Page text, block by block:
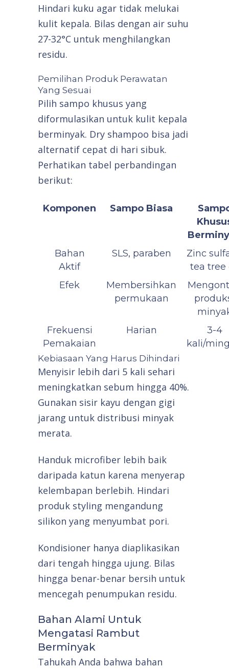
Hindari kuku agar tidak melukai
kulit kepala. Bilas dengan air suhu
27-32°C untuk menghilangkan
residu.
Pemilihan Produk Perawatan
Yang Sesuai
Pilih sampo khusus yang
diformulasikan untuk kulit kepala
berminyak. Dry shampoo bisa jadi
alternatif cepat di hari sibuk.
Perhatikan tabel perbandingan
berikut:
Komponen Sampo Biasa
Bahan
Aktif
SLS, paraben
Zinc
tea tree
Efek
Membersihkan
permukaan
Frekuensi
Pemakaian
Harian
3-4
kali/
Kebiasaan Yang Harus Dihindari
Menyisir lebih dari 5 kali sehari
meningkatkan sebum hingga 40%.
Gunakan sisir kayu dengan gigi
jarang untuk distribusi minyak
merata.
Handuk microfiber lebih baik
daripada katun karena menyerap
kelembapan berlebih. Hindari
produk styling mengandung
silikon yang menyumbat pori.
Kondisioner hanya diaplikasikan
dari tengah hingga ujung. Bilas
hingga benar-benar bersih untuk
mencegah penumpukan residu.
Bahan Alami Untuk
Mengatasi Rambut
Berminyak
Tahukah Anda bahwa bahan